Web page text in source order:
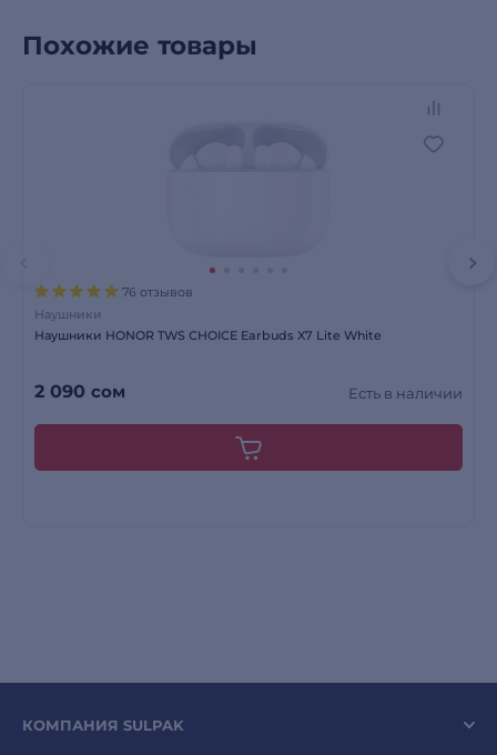
Похожие товары
76 отзывов
Наушники
Наушники HONOR TWS СHOICE Earbuds X7 Lite White
2 090 сом Есть в наличии
КОМПАНИЯ SULPAK